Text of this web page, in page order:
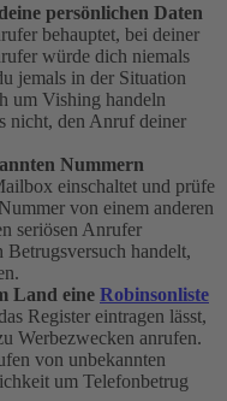
persönlichen Daten
behauptet, bei deiner
würde dich niemals
jemals in der Situation
um Vishing handeln
nicht, den Anruf deiner
Nummern
einschaltet und prüfe
von einem anderen
seriösen Anrufer
Betrugsversuch handelt,
Land eine Robinsonliste
Register eintragen lässt,
Werbezwecken anrufen.
von unbekannten
um Telefonbetrug